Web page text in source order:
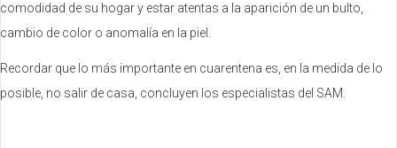
comodidad de su hogar y estar atentas a la aparición de un bulto,
cambio de color o anomalía en la piel.
Recordar que lo más importante en cuarentena es, en la medida de lo
posible, no salir de casa, concluyen los especialistas del SAM.